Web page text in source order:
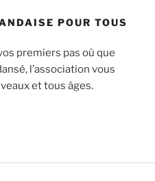
POUR TOUS
premiers pas où que
l’association vous
et tous âges.